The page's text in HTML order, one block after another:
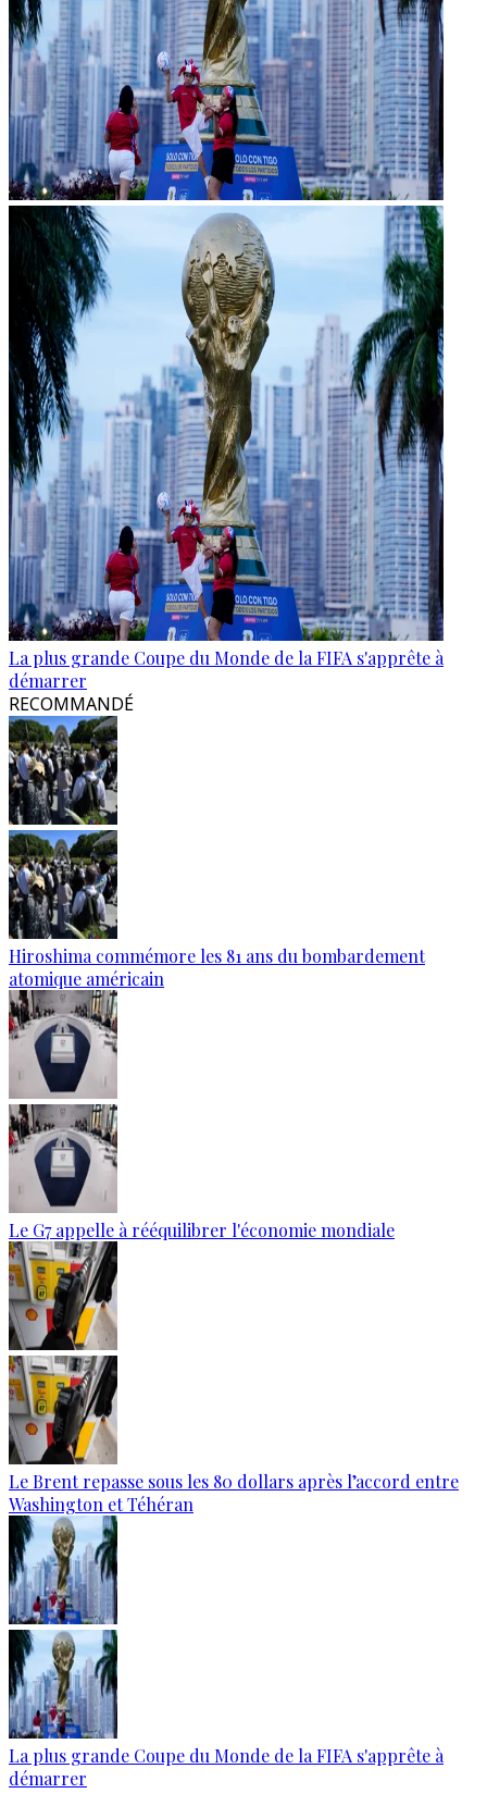
La plus grande Coupe du Monde de la FIFA s'apprête à
démarrer
RECOMMANDÉ
Hiroshima commémore les 81 ans du bombardement
atomique américain
Le G7 appelle à rééquilibrer l'économie mondiale
Le Brent repasse sous les 80 dollars après l’accord entre
Washington et Téhéran
La plus grande Coupe du Monde de la FIFA s'apprête à
démarrer